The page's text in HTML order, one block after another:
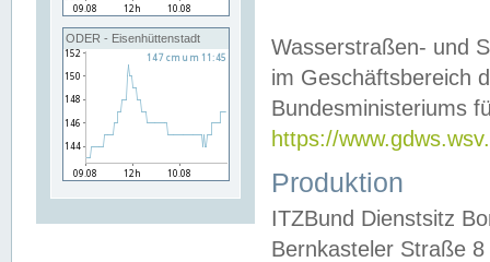
ODER - Eisenhüttenstadt
Wasserstraßen- und
im Geschäftsbereich
Bundesministeriums
https://
Produktion
ITZBund Dienstsitz
Bernkasteler Straße 8